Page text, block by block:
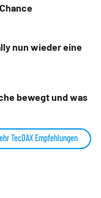
nun wieder eine
bewegt und was
TecDAX Empfehlungen